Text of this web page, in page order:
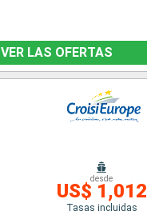
VER LAS OFERTAS
desde
US$ 1,012
Tasas incluidas